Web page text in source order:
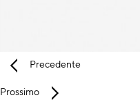
Precedente
Prossimo